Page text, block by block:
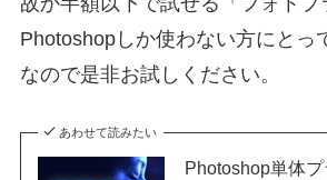
Photoshopしか使わない方にとっ
なので是非お試しください。
あわせて読みたい
Photoshop単体